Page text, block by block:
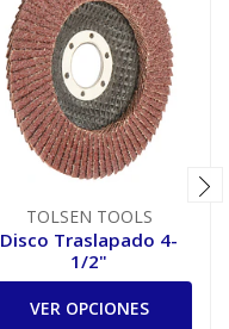
TOLSEN TOOLS
Disco Traslapado 4-
1/2"
VER OPCIONES